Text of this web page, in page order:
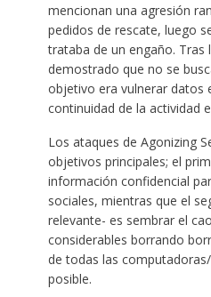
mencionan una agresión
pedidos de rescate, luego
trataba de un engaño. Tras
demostrado que no se
objetivo era vulnerar datos
continuidad de la actividad
Los ataques de Agonizing
objetivos principales; el
información confidencial
sociales, mientras que el
relevante- es sembrar el
considerables borrando
de todas las
posible.